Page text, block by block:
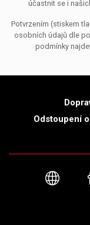
účastnit se i
Potvrzením (stiskem
osobních údajů dle
podmínky
Odstoupení